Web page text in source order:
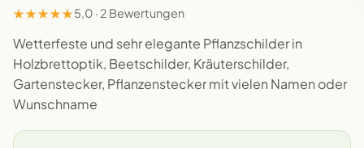
★★★★★5,0 · 2 Bewertungen
Wetterfeste und sehr elegante Pflanzschilder in
Holzbrettoptik, Beetschilder, Kräuterschilder,
Gartenstecker, Pflanzenstecker mit vielen Namen oder
Wunschname